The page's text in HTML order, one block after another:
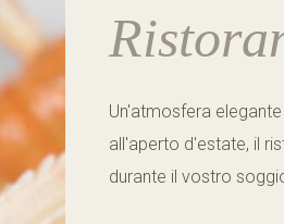
Un'atmosfera
all'aperto d'estate, il
durante il vostro